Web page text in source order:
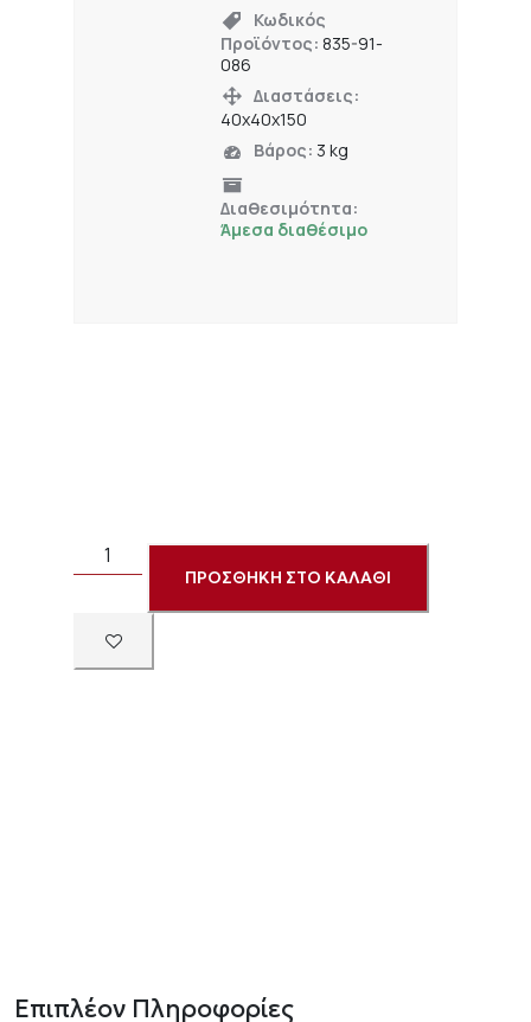
Κωδικός
Προϊόντος:835-91-
086
Διαστάσεις:
40x40x150
Βάρος: 3 kg
Διαθεσιμότητα:
Άμεσα διαθέσιμο
ΠΡΟΣΘΗΚΗ ΣΤΟ ΚΑΛΑΘΙ
Επιπλέον Πληροφορίες